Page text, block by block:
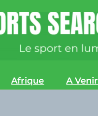
Afrique A Venir